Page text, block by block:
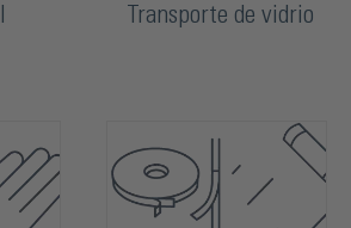
Transporte de vidrio